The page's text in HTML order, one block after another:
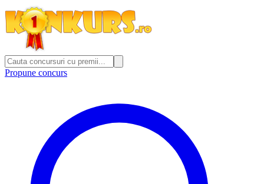
Propune concurs